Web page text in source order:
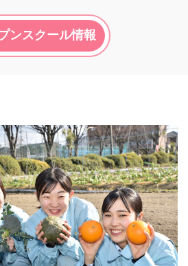
ンスクール情報